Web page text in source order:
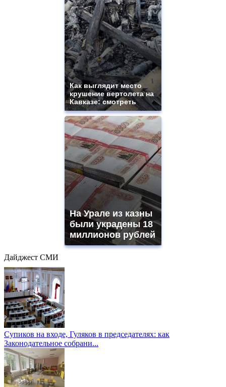
Как выглядит место
крушение вертолета на
Кавказе: смотреть
На Урале из казны
были украдены 18
миллионов рублей
Дайджест СМИ
Супиков на входе, Гуляков в председателях: как
Законодательное собрани...